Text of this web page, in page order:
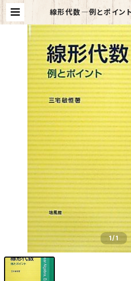
線形代数―例とポイン
ス関大前店(店頭受取
1/1